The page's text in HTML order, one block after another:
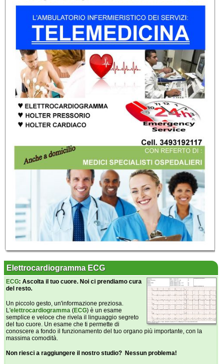
Elettrocardiogramma ECG
ECG: Ascolta il tuo cuore. Noi ci prendiamo cura
del resto.
Un piccolo gesto, un'informazione preziosa.
L'elettrocardiogramma (ECG) è un esame
semplice e veloce che rivela il linguaggio segreto
del tuo cuore. Un esame che ti permette di
conoscere a fondo il funzionamento del tuo organo più importante, con la
massima comodità.
Non riesci a raggiungere il nostro studio? Nessun problema!